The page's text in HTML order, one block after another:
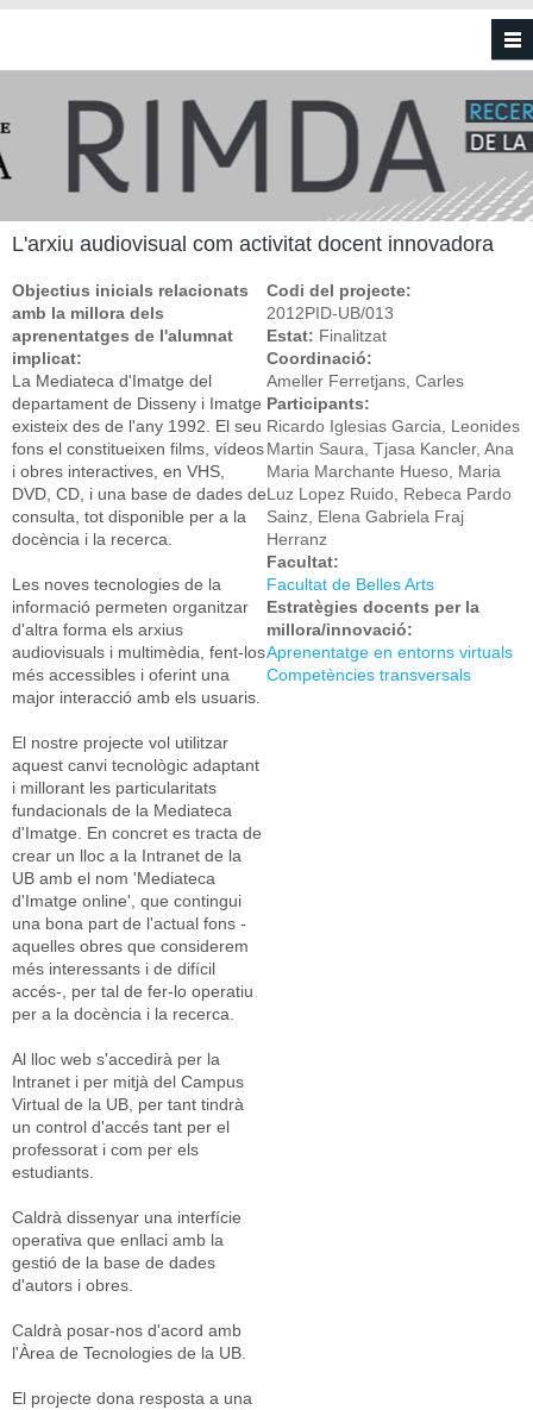
Vés al contingut
L'arxiu audiovisual com activitat docent innovadora
Objectius inicials relacionats
amb la millora dels
aprenentatges de l'alumnat
implicat:
La Mediateca d'Imatge del
departament de Disseny i Imatge
existeix des de l'any 1992. El seu
fons el constitueixen films, vídeos
i obres interactives, en VHS,
DVD, CD, i una base de dades de
consulta, tot disponible per a la
docència i la recerca.
Les noves tecnologies de la
informació permeten organitzar
d'altra forma els arxius
audiovisuals i multimèdia, fent-los
més accessibles i oferint una
major interacció amb els usuaris.
El nostre projecte vol utilitzar
aquest canvi tecnològic adaptant
i millorant les particularitats
fundacionals de la Mediateca
d'Imatge. En concret es tracta de
crear un lloc a la Intranet de la
UB amb el nom 'Mediateca
d'Imatge online', que contingui
una bona part de l'actual fons -
aquelles obres que considerem
més interessants i de difícil
accés-, per tal de fer-lo operatiu
per a la docència i la recerca.
Al lloc web s'accedirà per la
Intranet i per mitjà del Campus
Virtual de la UB, per tant tindrà
un control d'accés tant per el
professorat i com per els
estudiants.
Caldrà dissenyar una interfície
operativa que enllaci amb la
gestió de la base de dades
d'autors i obres.
Caldrà posar-nos d'acord amb
l'Àrea de Tecnologies de la UB.
El projecte dona resposta a una
Codi del projecte:
2012PID-UB/013
Estat: Finalitzat
Coordinació:
Ameller Ferretjans, Carles
Participants:
Ricardo Iglesias Garcia, Leonides
Martin Saura, Tjasa Kancler, Ana
Maria Marchante Hueso, Maria
Luz Lopez Ruido, Rebeca Pardo
Sainz, Elena Gabriela Fraj
Herranz
Facultat:
Facultat de Belles Arts
Estratègies docents per la
millora/innovació:
Aprenentatge en entorns virtuals
Competències transversals